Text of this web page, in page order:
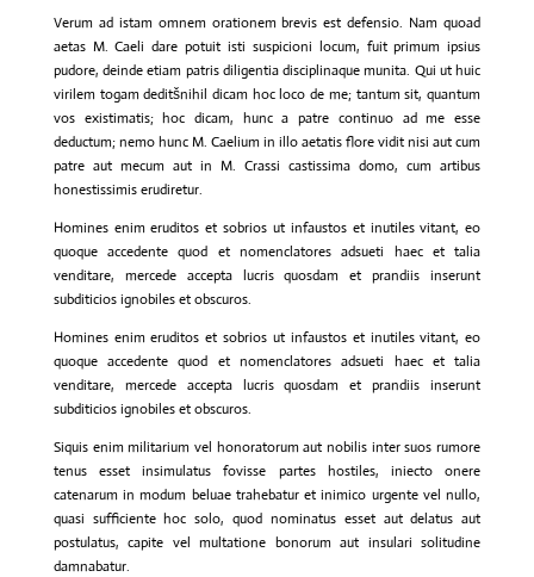
Verum ad istam omnem orationem brevis est defensio. Nam quoad
aetas M. Caeli dare potuit isti suspicioni locum, fuit primum ipsius
pudore, deinde etiam patris diligentia disciplinaque munita. Qui ut huic
virilem togam deditšnihil dicam hoc loco de me; tantum sit, quantum
vos existimatis; hoc dicam, hunc a patre continuo ad me esse
deductum; nemo hunc M. Caelium in illo aetatis flore vidit nisi aut cum
patre aut mecum aut in M. Crassi castissima domo, cum artibus
honestissimis erudiretur.
Homines enim eruditos et sobrios ut infaustos et inutiles vitant, eo
quoque accedente quod et nomenclatores adsueti haec et talia
venditare, mercede accepta lucris quosdam et prandiis inserunt
subditicios ignobiles et obscuros.
Homines enim eruditos et sobrios ut infaustos et inutiles vitant, eo
quoque accedente quod et nomenclatores adsueti haec et talia
venditare, mercede accepta lucris quosdam et prandiis inserunt
subditicios ignobiles et obscuros.
Siquis enim militarium vel honoratorum aut nobilis inter suos rumore
tenus esset insimulatus fovisse partes hostiles, iniecto onere
catenarum in modum beluae trahebatur et inimico urgente vel nullo,
quasi sufficiente hoc solo, quod nominatus esset aut delatus aut
postulatus, capite vel multatione bonorum aut insulari solitudine
damnabatur.